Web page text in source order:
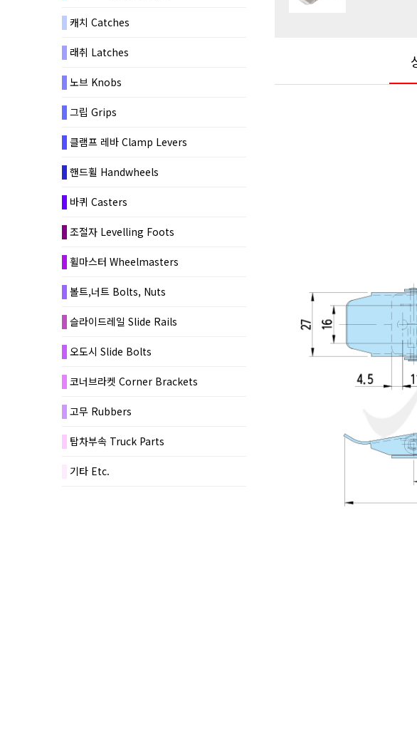
캐치 Catches
래취 Latches
노브 Knobs
그립 Grips
클램프 레바 Clamp Levers
핸드휠 Handwheels
바퀴 Casters
조절자 Levelling Foots
휠마스터 Wheelmasters
볼트,너트 Bolts, Nuts
슬라이드레일 Slide Rails
오도시 Slide Bolts
코너브라켓 Corner Brackets
고무 Rubbers
탑차부속 Truck Parts
기타 Etc.